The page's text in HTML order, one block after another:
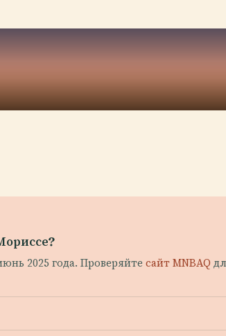
2025 года. Проверяйте сайт MNBAQ